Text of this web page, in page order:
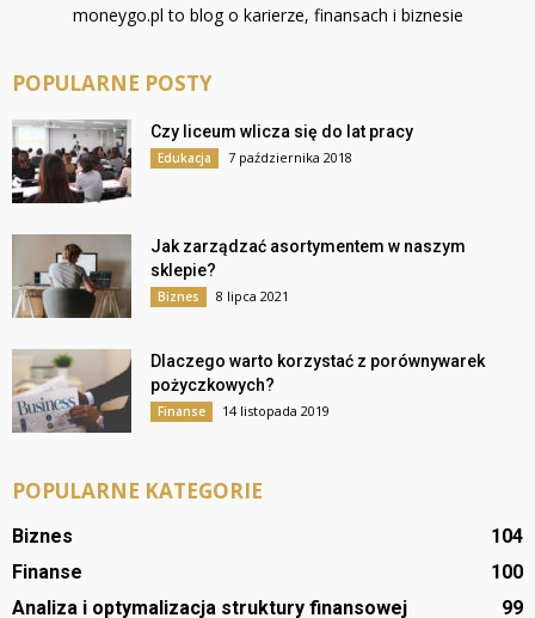
moneygo.pl to blog o karierze, finansach i biznesie
POPULARNE POSTY
Czy liceum wlicza się do lat pracy
Edukacja 7 października 2018
Jak zarządzać asortymentem w naszym
sklepie?
Biznes 8 lipca 2021
Dlaczego warto korzystać z porównywarek
pożyczkowych?
Finanse 14 listopada 2019
POPULARNE KATEGORIE
Biznes
104
Finanse
100
Analiza i optymalizacja struktury finansowej
99